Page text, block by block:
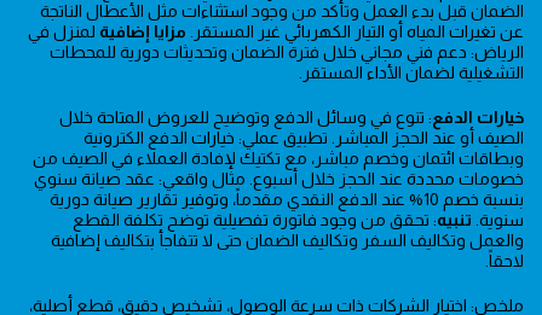
الضمان قبل بدء العمل وتأكد من وجود استثناءات مثل الأعطال الناتجة
عن تغيرات المياه أو التيار الكهربائي غير المستقر. مزايا إضافية لمنزل في
الرياض: دعم فني مجاني خلال فترة الضمان وتحديثات دورية للمحطات
التشغيلية لضمان الأداء المستقر.
خيارات الدفع: تنوع في وسائل الدفع وتوضيح للعروض المتاحة خلال
الصيف أو عند الحجز المباشر. تطبيق عملي: خيارات الدفع الكترونية
وبطاقات ائتمان وخصم مباشر، مع تكتيك لإفادة العملاء في الصيف من
خصومات محددة عند الحجز خلال أسبوع. مثال واقعي: عقد صيانة سنوي
بنسبة خصم 10% عند الدفع النقدي مقدماً، وتوفير تقارير صيانة دورية
سنوية. تنبيه: تحقق من وجود فاتورة تفصيلية توضح تكلفة القطع
والعمل وتكاليف السفر وتكاليف الضمان حتى لا تتفاجأ بتكاليف إضافية
لاحقاً.
ملخص: اختيار الشركات ذات سرعة الوصول، تشخيص دقيق، قطع أصلية،